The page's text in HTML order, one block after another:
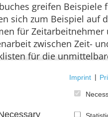
greifen
sich zum Beispiel auf
für
zwischen Zeit-
für die
Imprint |